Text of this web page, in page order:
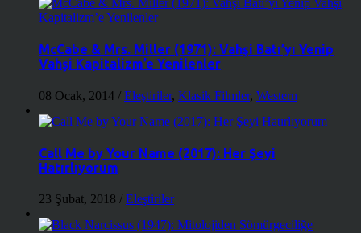
McCabe & Mrs. Miller (1971): Vahşi Batı’yı Yenip
Vahşi Kapitalizm’e Yenilenler
08 Ocak, 2014 / Eleştiriler, Klasik Filmler, Western
Call Me by Your Name (2017): Her Şeyi
Hatırlıyorum
23 Şubat, 2018 / Eleştiriler